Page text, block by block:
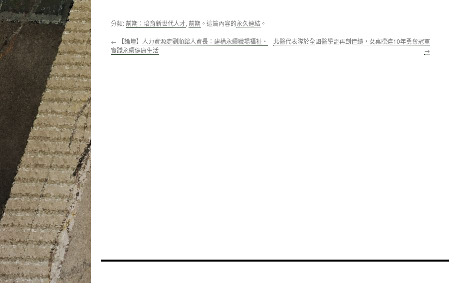
分類:前期：培育新世代人才, 前期 。這篇內容的永久連結 。
← 【論壇】人力資源處劉順鎔人資長：建構永續職場福祉‧
實踐永續健康生活
北醫代表隊於全國醫學盃再創佳績，女桌睽違10年勇奪冠軍
→